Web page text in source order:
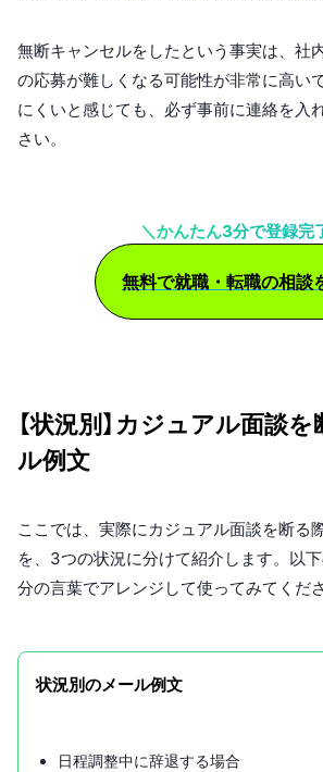
無断キャンセルをしたという事実は、社
の応募が難しくなる可能性が非常に高い
にくいと感じても、必ず事前に連絡を入
さい。
＼かんたん3分で登録完
無料で就職・転職の相談
【状況別】カジュアル面談
ル例文
ここでは、実際にカジュアル面談を断る
を、3つの状況に分けて紹介します。以
分の言葉でアレンジして使ってみてくださ
状況別のメール例文
日程調整中に辞退する場合